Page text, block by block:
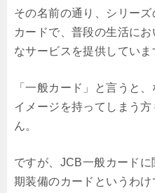
その名前の通り、シリー
カードで、普段の生活に
なサービスを提供していま
「一般カード」と言うと
イメージを持ってしまう
ん。
ですが、JCB一般カード
期装備のカードというわけ